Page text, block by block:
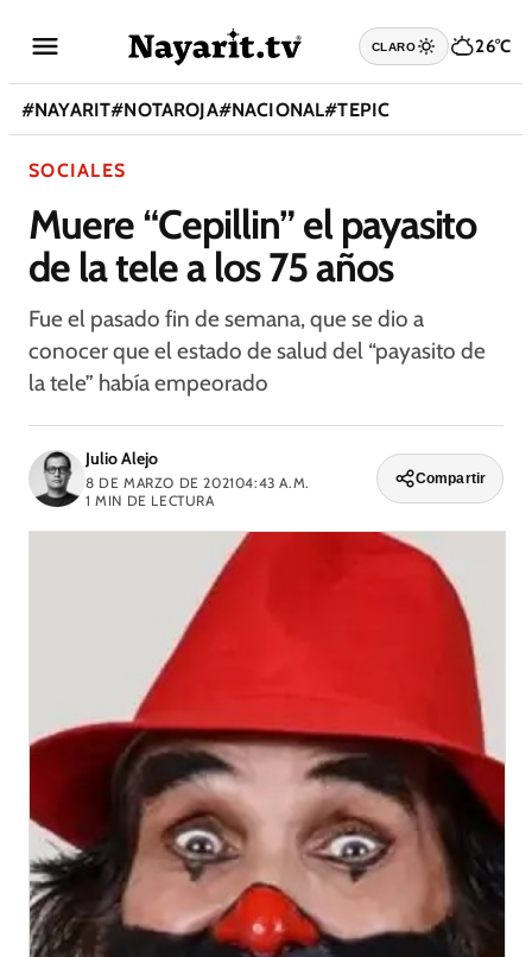
CLARO 26°C
#NAYARIT#NOTAROJA#NACIONAL#TEPIC
SOCIALES
Muere “Cepillin” el payasito
de la tele a los 75 años
Fue el pasado fin de semana, que se dio a
conocer que el estado de salud del “payasito de
la tele” había empeorado
Julio Alejo
8 DE MARZO DE 202104:43 A.M.
1 MIN DE LECTURA
Compartir